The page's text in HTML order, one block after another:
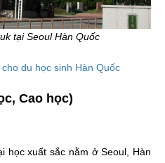
tại Seoul Hàn Quốc
du học sinh Hàn Quốc
Cao học)
học xuất sắc nằm ở Seoul, Hàn